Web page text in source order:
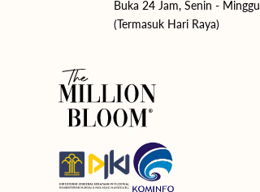
Buka 24 Jam, Senin - Minggu
(Termasuk Hari Raya)